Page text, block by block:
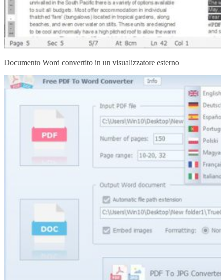
Documento Word convertito in un visualizzatore esterno